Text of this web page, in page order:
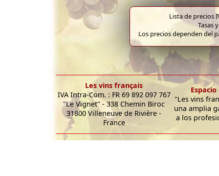
Lista de precios
Tasas
Los precios dependen del
Les vins français
IVA Intra-Com. : FR 69 892 097 767
"Le Vignet" - 338 Chemin Biroc
31800 Villeneuve de Rivière -
France
"Les vins
una amplia
a los